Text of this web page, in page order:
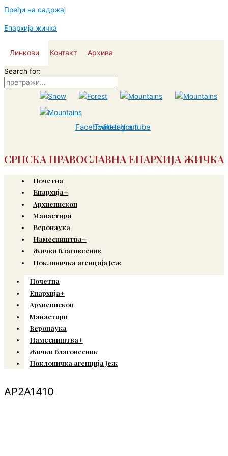
Пређи на садржај
Епархија жичка
Линкови Контакт Архива
Search for:
Facebook
Twitter
Instagram
Youtube
СРПСКА ПРАВОСЛАВНА ЕПАРХИЈА ЖИЧКА
Почетна
Епархија+
Архиепископ
Манастири
Веронаука
Намесништва+
Жички благовесник
Поклоничка агенција Јеж
Почетна
Епархија+
Архиепископ
Манастири
Веронаука
Намесништва+
Жички благовесник
Поклоничка агенција Јеж
AP2A1410